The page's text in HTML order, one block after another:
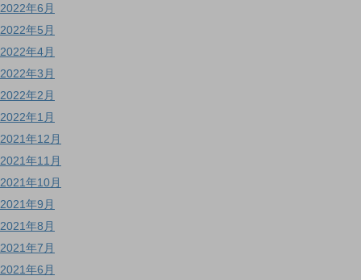
2022年6月
2022年5月
2022年4月
2022年3月
2022年2月
2022年1月
2021年12月
2021年11月
2021年10月
2021年9月
2021年8月
2021年7月
2021年6月